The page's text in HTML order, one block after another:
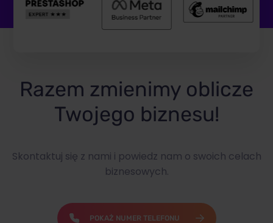
Razem zmienimy oblicze
Twojego biznesu!
Skontaktuj się z nami i powiedz nam o swoich celach
biznesowych.
POKAŻ NUMER TELEFONU